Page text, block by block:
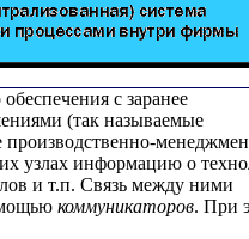
с заранее
(так называемые
узлах информацию о
и т.п. Связь между ними
коммуникаторов. При